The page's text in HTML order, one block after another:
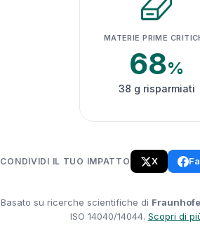
MATERIE PRIME
68%
38 g risparmiati
CONDIVIDI IL TUO IMPATTO X
Basato su ricerche scientifiche di
ISO 14040/14044. Scopri di